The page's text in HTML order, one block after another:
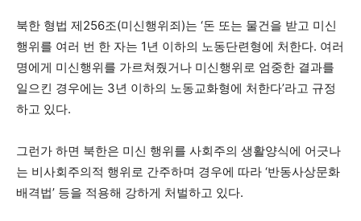
북한 형법 제256조(미신행위죄)는 ‘돈 또는 물건을 받고 미신
행위를 여러 번 한 자는 1년 이하의 노동단련형에 처한다. 여러
명에게 미신행위를 가르쳐줬거나 미신행위로 엄중한 결과를
일으킨 경우에는 3년 이하의 노동교화형에 처한다’라고 규정
하고 있다.
그런가 하면 북한은 미신 행위를 사회주의 생활양식에 어긋나
는 비사회주의적 행위로 간주하며 경우에 따라 ‘반동사상문화
배격법’ 등을 적용해 강하게 처벌하고 있다.